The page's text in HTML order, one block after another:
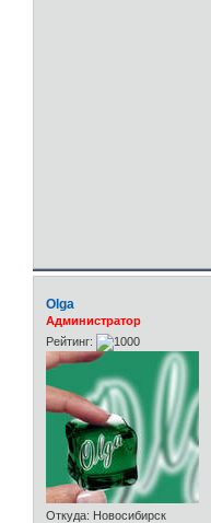
Olga
Администратор
Рейтинг:
Откуда: Новосибирск